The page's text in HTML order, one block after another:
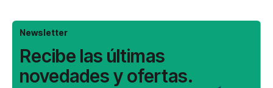
Newsletter
Recibe las últimas
novedades y ofertas.